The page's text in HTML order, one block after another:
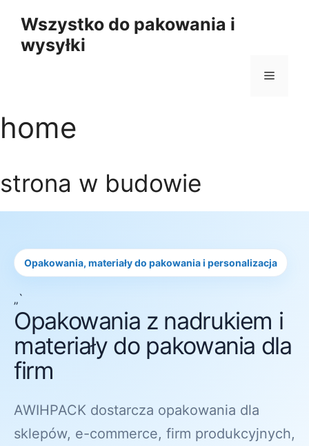
treści
Wszystko do pakowania i
wysyłki
Menu
home
strona w budowie
Opakowania, materiały do pakowania i personalizacja
„`
Opakowania z nadrukiem i
materiały do pakowania dla
firm
AWIHPACK dostarcza opakowania dla
sklepów, e-commerce, firm produkcyjnych,